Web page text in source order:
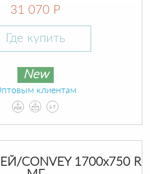
31 070 Р
Где купить
New
клиентам
CONVEY 1700х750 R